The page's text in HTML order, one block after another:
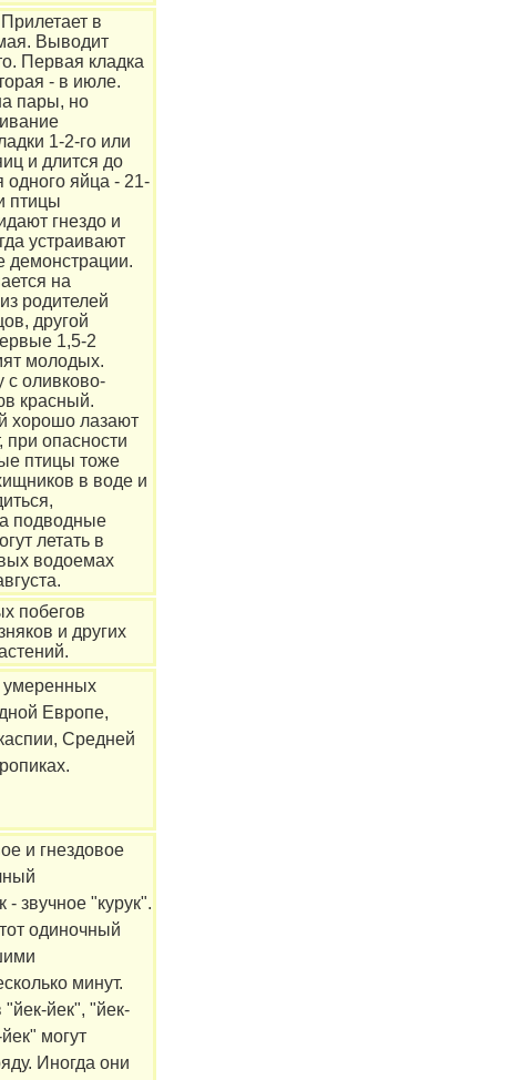
Прилетает в
Выводит
Первая кладка
- в июле.
пары, но
1-2-го или
и длится до
одного яйца - 21-
птицы
гнездо и
устраивают
на
родителей
другой
1,5-2
молодых.
с оливково-
красный.
хорошо лазают
при опасности
птицы тоже
в воде и
подводные
летать в
водоемах
побегов
и других
умеренных
Европе,
Средней
и гнездовое
- звучное "курук".
одиночный
минут.
йек", "йек-
могут
Иногда они